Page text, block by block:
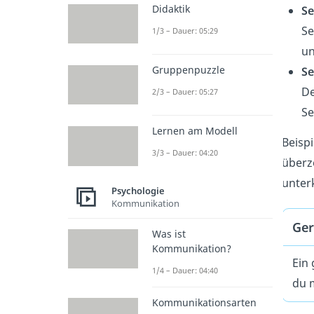
Ein
du
Didaktik
1/3 – Dauer: 05:29
Gruppenpuzzle
2/3 – Dauer: 05:27
Lernen am Modell
3/3 – Dauer: 04:20
Psychologie
Kommunikation
Was ist
Kommunikation?
1/4 – Dauer: 04:40
Kommunikationsarten